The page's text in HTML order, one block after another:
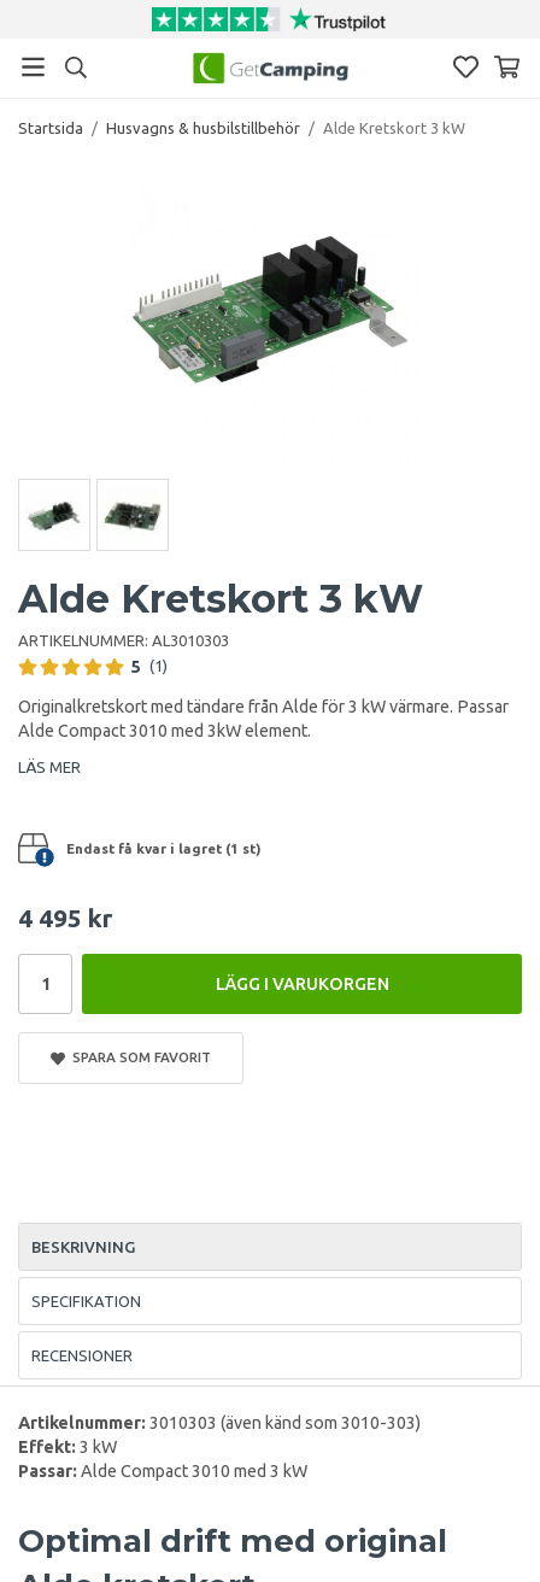
Startsida / Husvagns & husbilstillbehör / Alde Kretskort 3 kW
Alde Kretskort 3 kW
ARTIKELNUMMER: AL3010303
5 (1)
Originalkretskort med tändare från Alde för 3 kW värmare. Passar
Alde Compact 3010 med 3kW element.
LÄS MER
Endast få kvar i lagret (1 st)
4 495 kr
LÄGG I VARUKORGEN
SPARA SOM FAVORIT
BESKRIVNING
SPECIFIKATION
RECENSIONER
Artikelnummer:3010303 (även känd som 3010-303)
Effekt:3 kW
Passar:Alde Compact 3010 med 3 kW
Optimal drift med original